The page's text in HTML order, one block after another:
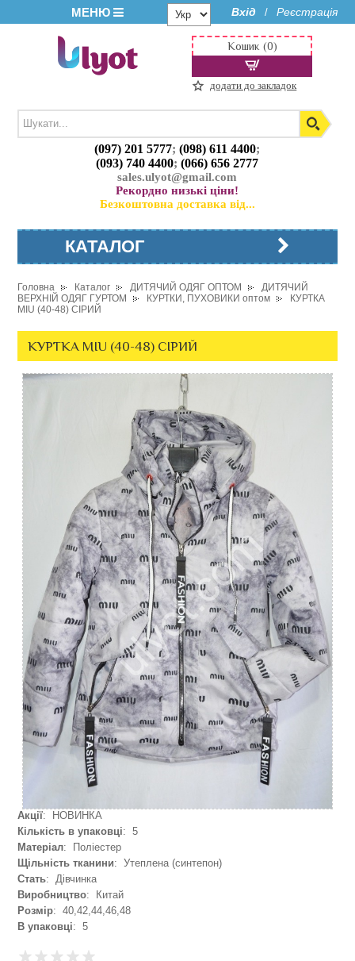
МЕНЮ Вхід / Реєстрація
(097) 201 5777;(098) 611 4400;
(093) 740 4400;(066) 656 2777
sales.ulyot@gmail.com
Рекордно низькі ціни!
Безкоштовна доставка від...
Кошик (0)
додати до закладок
КАТАЛОГ
Головна Каталог ДИТЯЧИЙ ОДЯГ ОПТОМ
ДИТЯЧИЙ
ВЕРХНІЙ ОДЯГ ГУРТОМ
КУРТКИ, ПУХОВИКИ оптом
КУРТКА
MIU (40-48) СІРИЙ
КУРТКА MIU (40-48) СІРИЙ
Акції: НОВИНКА
Кількість в упаковці: 5
Матеріал: Поліестер
Щільність тканини: Утеплена (синтепон)
Стать: Дівчинка
Виробництво: Китай
Розмір: 40,42,44,46,48
В упаковці: 5